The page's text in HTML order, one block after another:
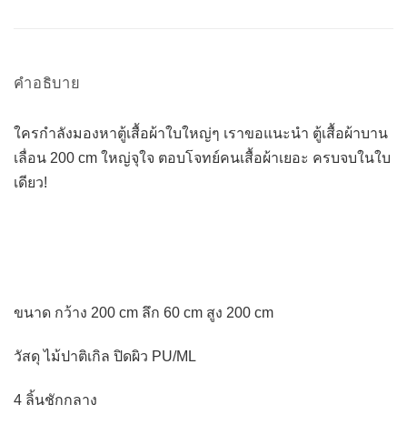
คำอธิบาย
ใครกำลังมองหาตู้เสื้อผ้าใบใหญ่ๆ เราขอแนะนำ ตู้เสื้อผ้าบาน
เลื่อน 200 cm ใหญ่จุใจ ตอบโจทย์คนเสื้อผ้าเยอะ ครบจบในใบ
เดียว!
ขนาด กว้าง 200 cm ลึก 60 cm สูง 200 cm
วัสดุ ไม้ปาติเกิล ปิดผิว PU/ML
4 ลิ้นชักกลาง